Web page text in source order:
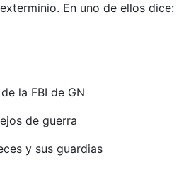
En uno de ellos dice:
la FBI de GN
de guerra
y sus guardias